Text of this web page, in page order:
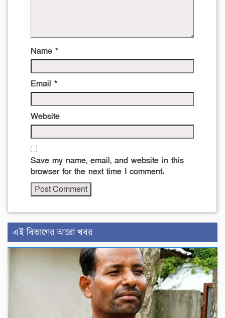
Name *
Email *
Website
Save my name, email, and website in this
browser for the next time I comment.
এই বিভাগের আরো খবর